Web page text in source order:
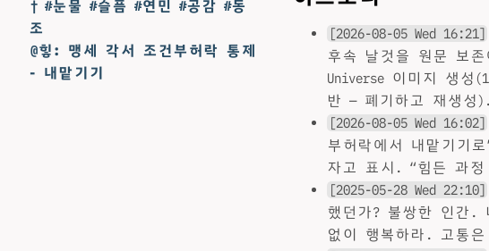
† #눈물 #슬픔 #연민 #공감 #동
조
@힣: 맹세 각서 조건부허락 통제
- 내맡기기
[2026-08-05 Wed 16:21]
후속 날것을 원문 보존
Universe 이미지 생성
반 — 폐기하고 재생성).
[2026-08-05 Wed 16:02]
부허락에서 내맡기기
자고 표시. “힘든 과
[2025-05-28 Wed 22:10]
했던가? 불쌍한 인간.
없이 행복하라. 고통